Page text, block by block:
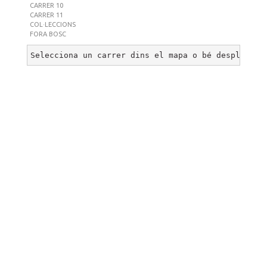
CARRER 10
CARRER 11
COL·LECCIONS
FORA BOSC
Selecciona un carrer dins el mapa o bé